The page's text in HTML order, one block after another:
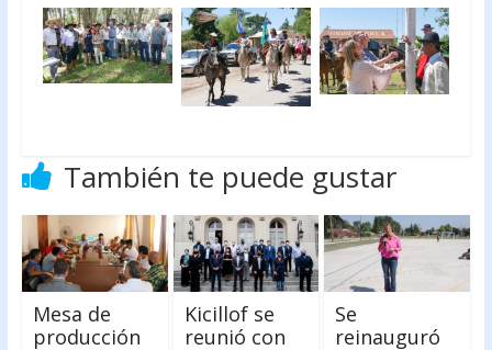
También te puede gustar
Mesa de
producción
Kicillof se
reunió con
Se
reinauguró